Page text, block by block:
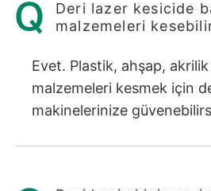
Deri lazer kesicide
malzemeleri
Evet. Plastik, ahşap,
malzemeleri kesmek için
makinelerinize